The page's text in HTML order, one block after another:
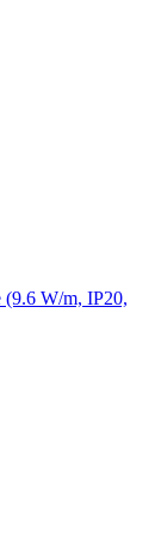
W/m, IP20,